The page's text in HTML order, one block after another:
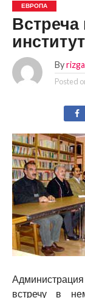
ЕВРОПА
Встреча
By
Posted
встречу в